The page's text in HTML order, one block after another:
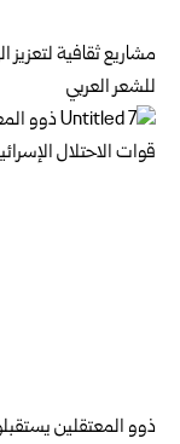
مشاريع ثقافية
للشعر العربي
ذوو المعتقلين